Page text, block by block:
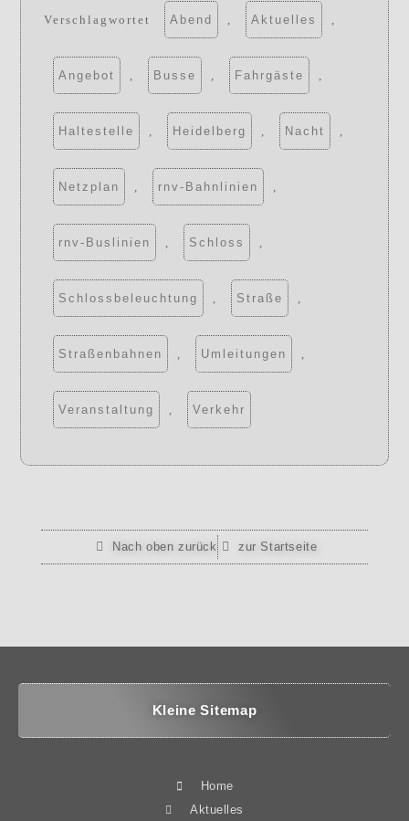
Verschlagwortet Abend Aktuelles
Angebot Busse Fahrgäste
Haltestelle Heidelberg Nacht
Netzplan rnv-Bahnlinien
rnv-Buslinien Schloss
Schlossbeleuchtung Straße
Straßenbahnen Umleitungen
Veranstaltung Verkehr
Nach oben zurück zur Startseite
Kleine Sitemap
Home
Aktuelles